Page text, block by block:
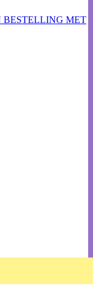
BESTELLING MET